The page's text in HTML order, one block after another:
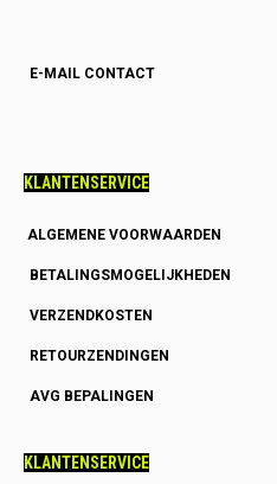
E-MAIL CONTACT
KLANTENSERVICE
ALGEMENE VOORWAARDEN
BETALINGSMOGELIJKHEDEN
VERZENDKOSTEN
RETOURZENDINGEN
AVG BEPALINGEN
KLANTENSERVICE